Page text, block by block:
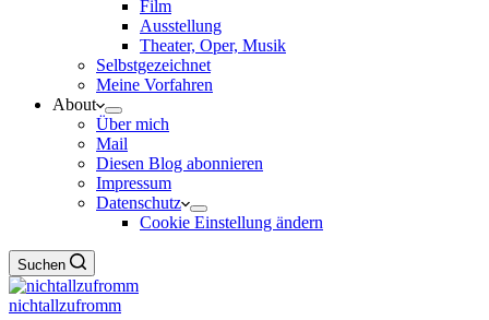
Film
Ausstellung
Theater, Oper, Musik
Selbstgezeichnet
Meine Vorfahren
About
Über mich
Mail
Diesen Blog abonnieren
Impressum
Datenschutz
Cookie Einstellung ändern
Suchen
nichtallzufromm